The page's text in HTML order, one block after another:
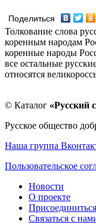
Поделиться
Толкование слова
коренным народам
коренные народы
все остальные
относятся
© Каталог «Русский
Русское общество
Наша группа
Пользовательское
Новости
О проекте
Связаться с